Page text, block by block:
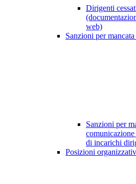
Dirigenti
web)
Sanzioni per
Sanzioni per
di incarichi
Posizioni